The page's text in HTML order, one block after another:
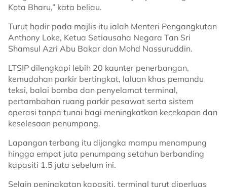
Kota Bharu,” kata beliau.
Turut hadir pada majlis itu ialah Menteri Pengangkutan
Anthony Loke, Ketua Setiausaha Negara Tan Sri
Shamsul Azri Abu Bakar dan Mohd Nassuruddin.
LTSIP dilengkapi lebih 20 kaunter penerbangan,
kemudahan parkir bertingkat, laluan khas pemandu
teksi, balai bomba dan penyelamat terminal,
pertambahan ruang parkir pesawat serta sistem
operasi tanpa tunai bagi meningkatkan kecekapan dan
keselesaan penumpang.
Lapangan terbang itu dijangka mampu menampung
hingga empat juta penumpang setahun berbanding
kapasiti 1.5 juta sebelum ini.
Selain peningkatan kapasiti, terminal turut diperluas